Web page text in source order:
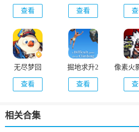
版本
查看
者风暴
查看
无尽梦回
查看
掘地求升2
查看
像素火
相关合集